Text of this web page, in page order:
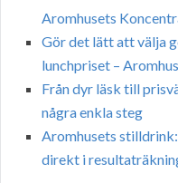
Aromhusets
Gör det lätt att välja
lunchpriset –
Från dyr läsk till
några enkla steg
Aromhusets
direkt i